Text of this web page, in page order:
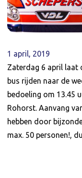
1 april, 2019
Zaterdag 6 april laat
bus rijden naar de
bedoeling om 13.45
Rohorst. Aanvang
hebben door
max. 50 personen!,